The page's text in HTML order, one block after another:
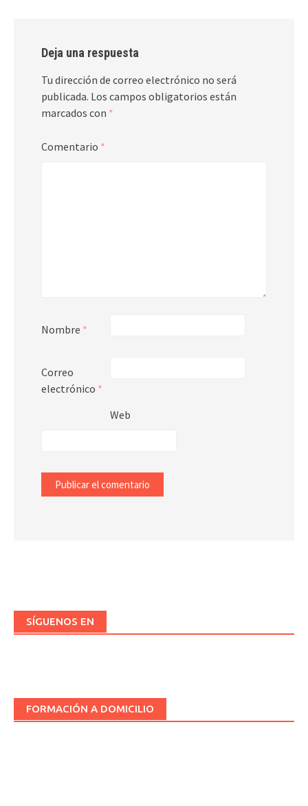
Deja una respuesta
Tu dirección de correo electrónico no será
publicada. Los campos obligatorios están
marcados con *
Comentario *
Nombre *
Correo
electrónico *
Web
SÍGUENOS EN
FORMACIÓN A DOMICILIO